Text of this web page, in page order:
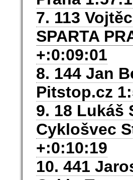
7. 113
SPARTA
+:0:09:01
8. 144 Jan
Pitstop.cz
9. 18 Lukáš
Cyklošvec
+:0:10:19
10. 441